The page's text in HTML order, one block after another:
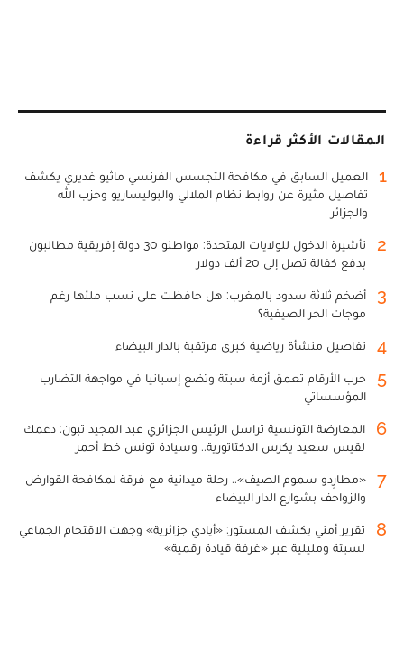
المقالات الأكثر قراءة
1
العميل السابق في مكافحة التجسس الفرنسي ماثيو غديري يكشف
تفاصيل مثيرة عن روابط نظام الملالي والبوليساريو وحزب الله
والجزائر
2
تأشيرة الدخول للولايات المتحدة: مواطنو 30 دولة إفريقية مطالبون
بدفع كفالة تصل إلى 20 ألف دولار
3
أضخم ثلاثة سدود بالمغرب: هل حافظت على نسب ملئها رغم
موجات الحر الصيفية؟
4 تفاصيل منشأة رياضية كبرى مرتقبة بالدار البيضاء
5
حرب الأرقام تعمق أزمة سبتة وتضع إسبانيا في مواجهة التضارب
المؤسساتي
6
المعارضة التونسية تراسل الرئيس الجزائري عبد المجيد تبون: دعمك
لقيس سعيد يكرس الدكتاتورية.. وسيادة تونس خط أحمر
7
«مطارِدو سموم الصيف».. رحلة ميدانية مع فرقة لمكافحة القوارض
والزواحف بشوارع الدار البيضاء
8
تقرير أمني يكشف المستور: «أيادي جزائرية» وجهت الاقتحام الجماعي
لسبتة ومليلية عبر «غرفة قيادة رقمية»